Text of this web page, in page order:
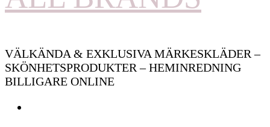
VÄLKÄNDA & EXKLUSIVA MÄRKESKLÄDER –
SKÖNHETSPRODUKTER – HEMINREDNING
BILLIGARE ONLINE